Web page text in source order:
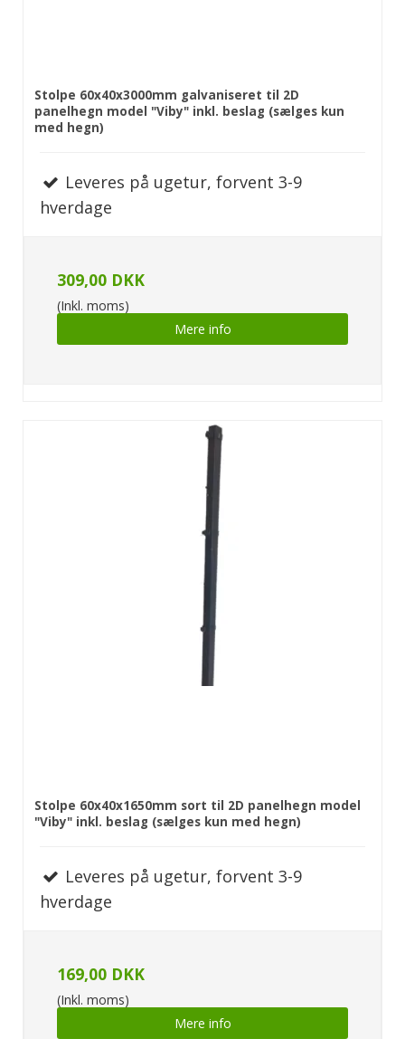
Stolpe 60x40x3000mm galvaniseret til 2D
panelhegn model "Viby" inkl. beslag (sælges kun
med hegn)
Leveres på ugetur, forvent 3-9
hverdage
309,00 DKK
(Inkl. moms)
Mere info
Stolpe 60x40x1650mm sort til 2D panelhegn model
"Viby" inkl. beslag (sælges kun med hegn)
Leveres på ugetur, forvent 3-9
hverdage
169,00 DKK
(Inkl. moms)
Mere info